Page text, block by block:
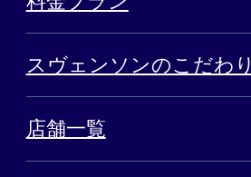
スヴェンソンのこだわり
店舗一覧